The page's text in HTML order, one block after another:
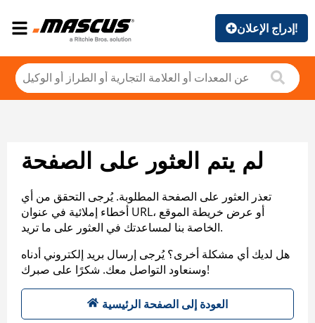
إدراج الإعلان!
لم يتم العثور على الصفحة
تعذر العثور على الصفحة المطلوبة. يُرجى التحقق من أي
أخطاء إملائية في عنوان URL، أو عرض خريطة الموقع
الخاصة بنا لمساعدتك في العثور على ما تريد.
هل لديك أي مشكلة أخرى؟ يُرجى إرسال بريد إلكتروني أدناه
وسنعاود التواصل معك. شكرًا على صبرك!
العودة إلى الصفحة الرئيسية